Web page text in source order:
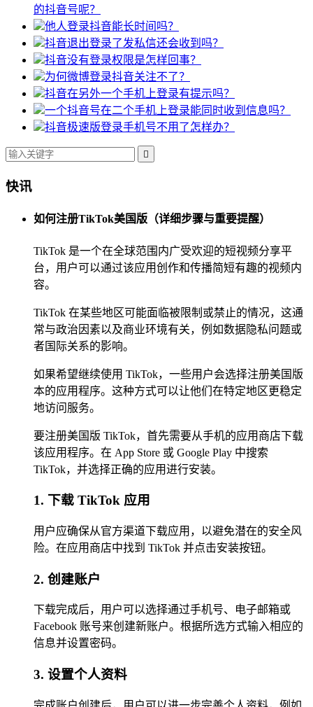
的抖音号呢？
他人登录抖音能长时间吗？
抖音退出登录了发私信还会收到吗？
抖音没有登录权限是怎样回事？
为何微博登录抖音关注不了？
抖音在另外一个手机上登录有提示吗？
一个抖音号在二个手机上登录能同时收到信息吗？
抖音极速版登录手机号不用了怎样办？

快讯
如何注册TikTok美国版（详细步骤与重要提醒）
TikTok 是一个在全球范围内广受欢迎的短视频分享平
台，用户可以通过该应用创作和传播简短有趣的视频内
容。
TikTok 在某些地区可能面临被限制或禁止的情况，这通
常与政治因素以及商业环境有关，例如数据隐私问题或
者国际关系的影响。
如果希望继续使用 TikTok，一些用户会选择注册美国版
本的应用程序。这种方式可以让他们在特定地区更稳定
地访问服务。
要注册美国版 TikTok，首先需要从手机的应用商店下载
该应用程序。在 App Store 或 Google Play 中搜索
TikTok，并选择正确的应用进行安装。
1. 下载 TikTok 应用
用户应确保从官方渠道下载应用，以避免潜在的安全风
险。在应用商店中找到 TikTok 并点击安装按钮。
2. 创建账户
下载完成后，用户可以选择通过手机号、电子邮箱或
Facebook 账号来创建新账户。根据所选方式输入相应的
信息并设置密码。
3. 设置个人资料